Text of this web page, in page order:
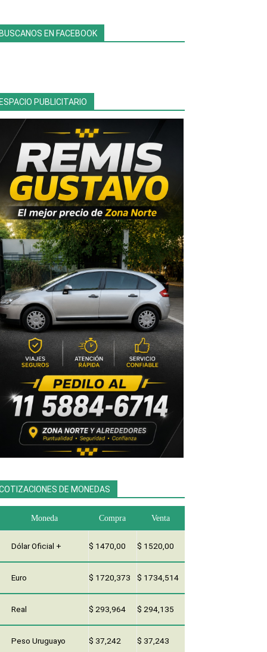
BUSCANOS EN FACEBOOK
ESPACIO PUBLICITARIO
DE MONEDAS
Moneda Compra Venta
Dólar Oficial + $ 1470,00 $ 1520,00
Euro $ 1720,373 $ 1734,514
Real $ 293,964 $ 294,135
Peso Uruguayo $ 37,242 $ 37,243